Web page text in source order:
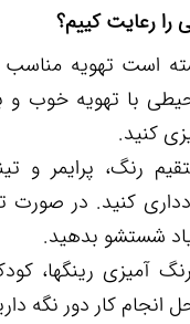
را رعایت کییم؟
است تهویه مناسب
با تهویه خوب و
کنید.
رنگ، پرایمر و
کنید. در صورت
شستشو بدهید.
آمیزی رینگها،
انجام کار دور نگه